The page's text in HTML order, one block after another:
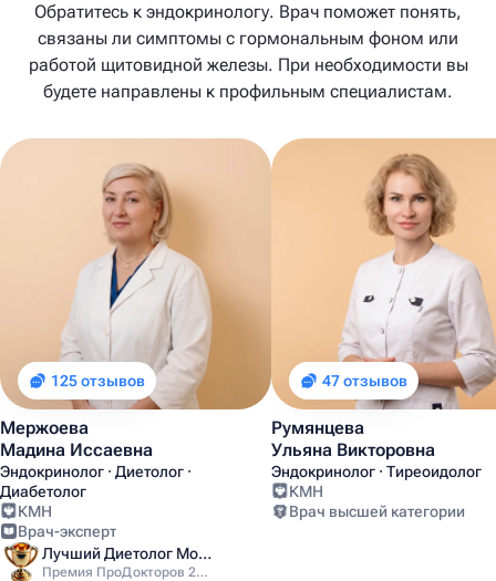
Обратитесь к эндокринологу. Врач поможет понять,
связаны ли симптомы с гормональным фоном или
работой щитовидной железы. При необходимости вы
будете направлены к профильным специалистам.
125 отзывов
Мержоева
Мадина Иссаевна
Эндокринолог · Диетолог ·
Диабетолог
КМН
Врач-эксперт
Лучший Диетолог Москвы
Премия ПроДокторов 2025
47 отзывов
Румянцева
Ульяна Викторовна
Эндокринолог · Тиреоидолог
КМН
Врач высшей категории